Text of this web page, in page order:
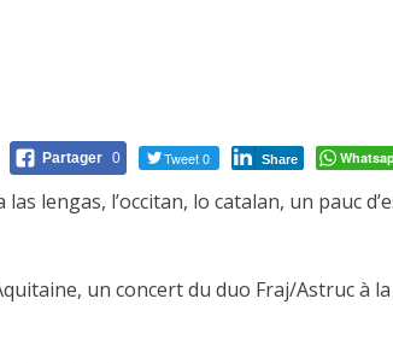
Partager 0 Tweet 0 Share
lengas, l’occitan, lo catalan, un pauc
un concert du duo Fraj/Astruc à